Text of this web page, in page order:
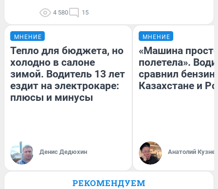
4 580 15
МНЕНИЕ
Тепло для бюджета, но
холодно в салоне
зимой. Водитель 13 лет
ездит на электрокаре:
плюсы и минусы
Денис Дедюхин
МНЕНИЕ
«Машина
полетела».
сравнил бензин
Казахстане и
Анатолий
РЕКОМЕНДУЕМ